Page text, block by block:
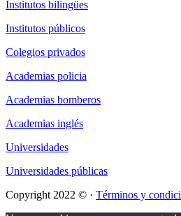
Institutos bilingües
Institutos públicos
Colegios privados
Academias policia
Academias bomberos
Academias inglés
Universidades
Universidades públicas
Copyright 2022 © · Términos y